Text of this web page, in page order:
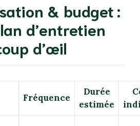
& budget :
d’entretien
d’œil
Fréquence
Durée
estimée